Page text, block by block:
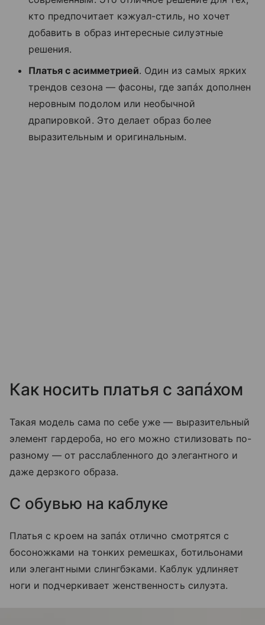
кто предпочитает кэжуал-стиль, но хочет
добавить в образ интересные силуэтные
решения.
Платья с асимметрией. Один из самых ярких
трендов сезона — фасоны, где запáх дополнен
неровным подолом или необычной
драпировкой. Это делает образ более
выразительным и оригинальным.
Как носить платья с запáхом
Такая модель сама по себе уже — выразительный
элемент гардероба, но его можно стилизовать по-
разному — от расслабленного до элегантного и
даже дерзкого образа.
С обувью на каблуке
Платья с кроем на запáх отлично смотрятся с
босоножками на тонких ремешках, ботильонами
или элегантными слингбэками. Каблук удлиняет
ноги и подчеркивает женственность силуэта.